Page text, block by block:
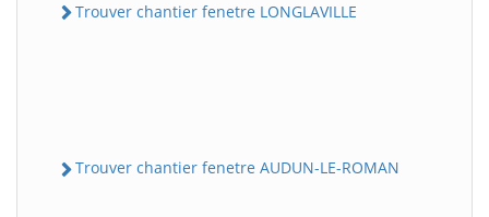
Trouver chantier fenetre LONGLAVILLE
Trouver chantier fenetre AUDUN-LE-ROMAN